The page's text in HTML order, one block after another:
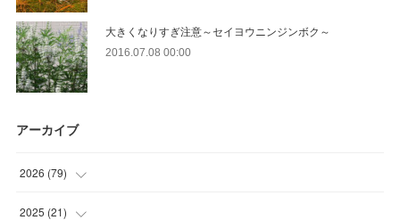
大きくなりすぎ注意～セイヨウニンジンボク～
2016.07.08 00:00
アーカイブ
2026 (79)
(10 )
2025 (21)